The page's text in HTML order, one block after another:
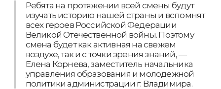
Ребята на протяжении всей смены будут
изучать историю нашей страны и вспомнят
всех героев Российской Федерации
Великой Отечественной войны. Поэтому
смена будет как активная на свежем
воздухе, так и с точки зрения знаний, —
Елена Корнева, заместитель начальника
управления образования и молодежной
политики администрации г. Владимира.